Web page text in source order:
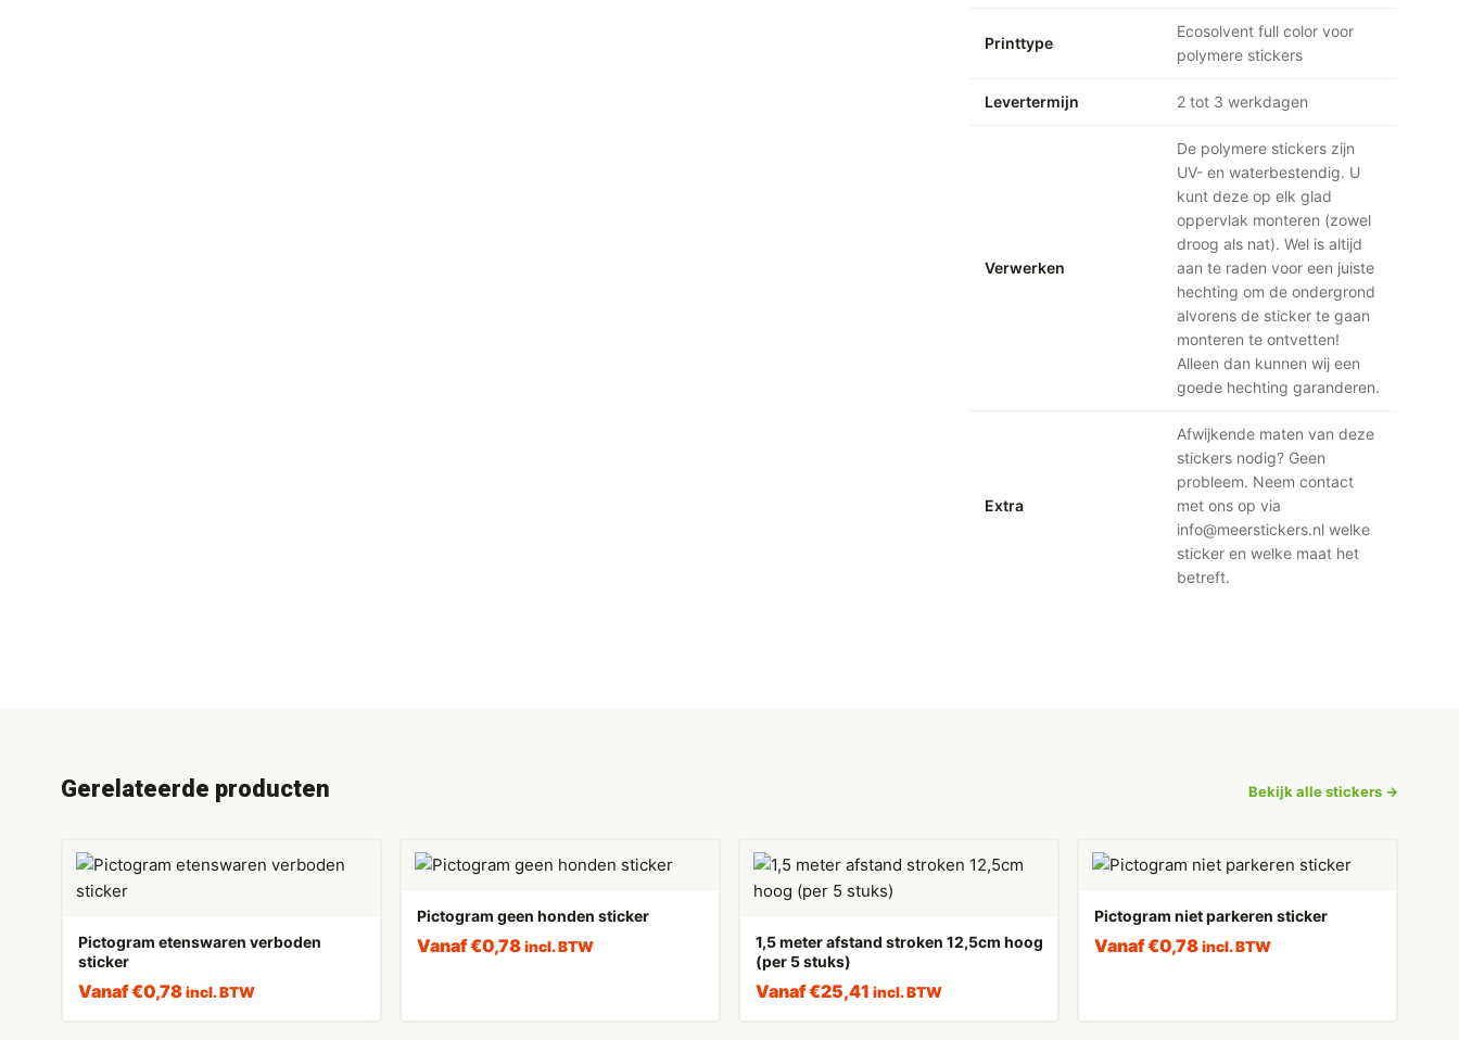
Printtype
Ecosolvent full color voor
polymere stickers
Levertermijn 2 tot 3 werkdagen
Verwerken
De polymere stickers zijn
UV- en waterbestendig. U
kunt deze op elk glad
oppervlak monteren (zowel
droog als nat). Wel is altijd
aan te raden voor een juiste
hechting om de ondergrond
alvorens de sticker te gaan
monteren te ontvetten!
Alleen dan kunnen wij een
goede hechting garanderen.
Extra
Afwijkende maten van deze
stickers nodig? Geen
probleem. Neem contact
met ons op via
info@meerstickers.nl welke
sticker en welke maat het
betreft.
Gerelateerde producten Bekijk alle stickers →
Pictogram etenswaren verboden
sticker
Vanaf€0,78 incl. BTW
Pictogram geen honden sticker
Vanaf€0,78 incl. BTW
1,5 meter afstand stroken 12,5cm hoog
(per 5 stuks)
Vanaf€25,41 incl. BTW
Pictogram niet parkeren sticker
Vanaf€0,78 incl. BTW